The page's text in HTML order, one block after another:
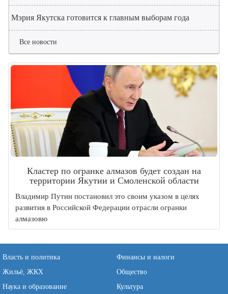
Мэрия Якутска готовится к главным выборам года
Все новости
Кластер по огранке алмазов будет создан на
территории Якутии и Смоленской области
Владимир Путин постановил это своим указом в целях
развития в Российской Федерации отрасли огранки
алмазовю
Власть и политика
Финансы и налоги
Жильё, ЖКХ
Общество
Наука и образование
Культура